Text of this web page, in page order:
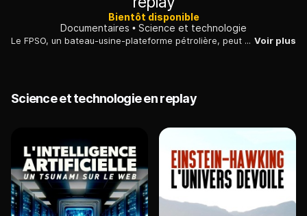
Bientôt disponible
Documentaires
Science et technologie
Le FPSO, un bateau-usine-plateforme pétrolière, peut extraire du pétrole depuis plusieurs dizaines de puits en même temps, le raffiner et le stocker, tout en se déplaçant. Voir plus
Science et technologie en replay